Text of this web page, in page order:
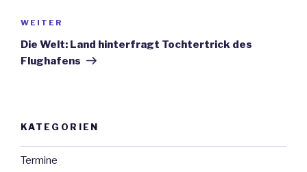
Nächster
Beitrag
WEITER
Die Welt: Land hinterfragt Tochtertrick des
Flughafens
KATEGORIEN
Termine